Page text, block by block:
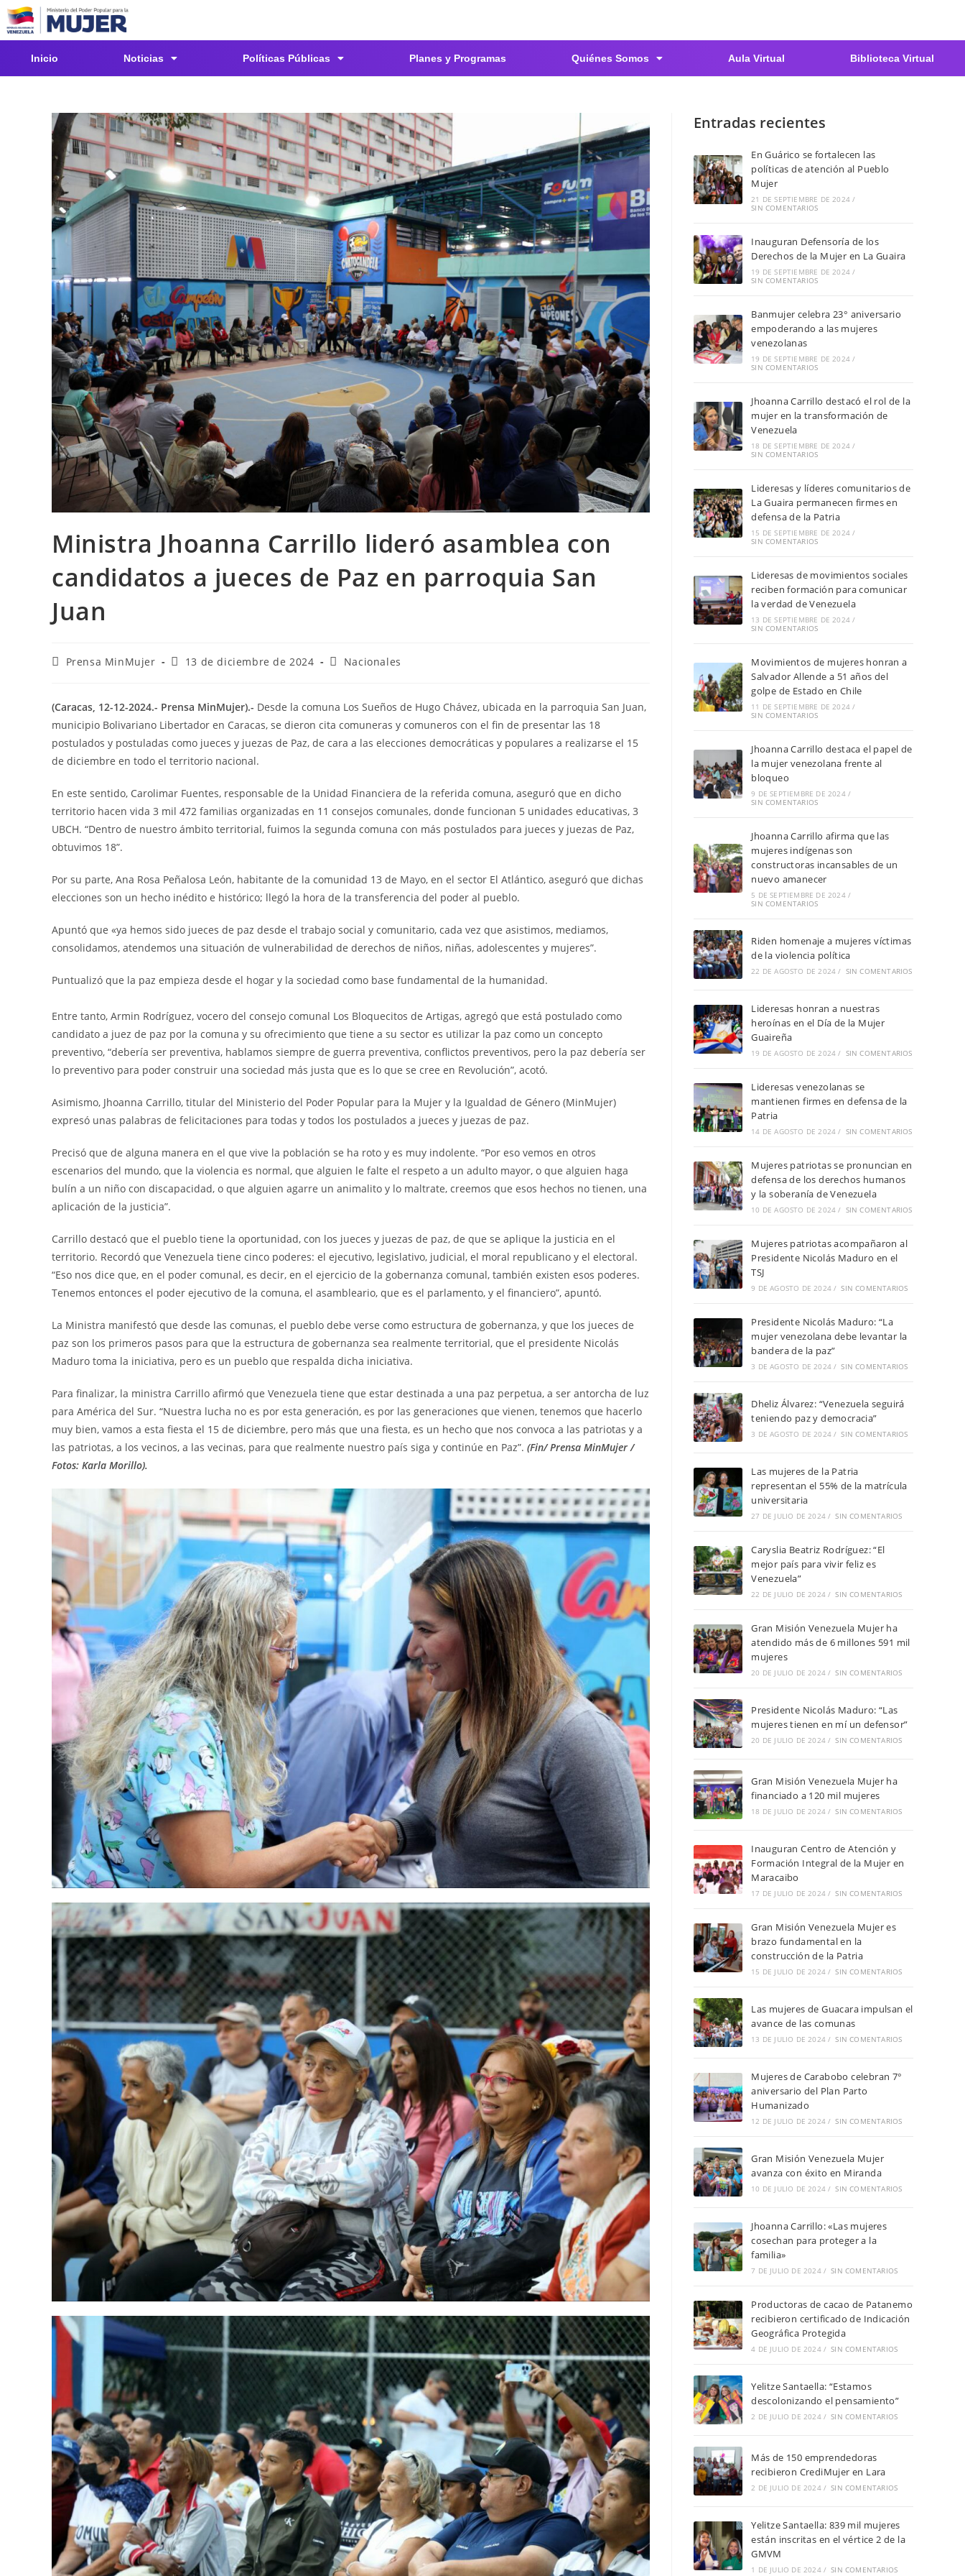
Inicio Noticias Políticas Públicas Planes y Programas Quiénes Somos Aula Virtual Biblioteca Virtual
Ministra Jhoanna Carrillo lideró asamblea con
candidatos a jueces de Paz en parroquia San
Juan
Prensa MinMujer 13 de diciembre de 2024 Nacionales
(Caracas, 12-12-2024.- Prensa MinMujer).- Desde la comuna Los Sueños de Hugo Chávez, ubicada en la parroquia San Juan,
municipio Bolivariano Libertador en Caracas, se dieron cita comuneras y comuneros con el fin de presentar las 18
postulados y postuladas como jueces y juezas de Paz, de cara a las elecciones democráticas y populares a realizarse el 15
de diciembre en todo el territorio nacional.
En este sentido, Carolimar Fuentes, responsable de la Unidad Financiera de la referida comuna, aseguró que en dicho
territorio hacen vida 3 mil 472 familias organizadas en 11 consejos comunales, donde funcionan 5 unidades educativas, 3
UBCH. “Dentro de nuestro ámbito territorial, fuimos la segunda comuna con más postulados para jueces y juezas de Paz,
obtuvimos 18”.
Por su parte, Ana Rosa Peñalosa León, habitante de la comunidad 13 de Mayo, en el sector El Atlántico, aseguró que dichas
elecciones son un hecho inédito e histórico; llegó la hora de la transferencia del poder al pueblo.
Apuntó que «ya hemos sido jueces de paz desde el trabajo social y comunitario, cada vez que asistimos, mediamos,
consolidamos, atendemos una situación de vulnerabilidad de derechos de niños, niñas, adolescentes y mujeres”.
Puntualizó que la paz empieza desde el hogar y la sociedad como base fundamental de la humanidad.
Entre tanto, Armin Rodríguez, vocero del consejo comunal Los Bloquecitos de Artigas, agregó que está postulado como
candidato a juez de paz por la comuna y su ofrecimiento que tiene a su sector es utilizar la paz como un concepto
preventivo, “debería ser preventiva, hablamos siempre de guerra preventiva, conflictos preventivos, pero la paz debería ser
lo preventivo para poder construir una sociedad más justa que es lo que se cree en Revolución”, acotó.
Asimismo, Jhoanna Carrillo, titular del Ministerio del Poder Popular para la Mujer y la Igualdad de Género (MinMujer)
expresó unas palabras de felicitaciones para todas y todos los postulados a jueces y juezas de paz.
Precisó que de alguna manera en el que vive la población se ha roto y es muy indolente. “Por eso vemos en otros
escenarios del mundo, que la violencia es normal, que alguien le falte el respeto a un adulto mayor, o que alguien haga
bulín a un niño con discapacidad, o que alguien agarre un animalito y lo maltrate, creemos que esos hechos no tienen, una
aplicación de la justicia”.
Carrillo destacó que el pueblo tiene la oportunidad, con los jueces y juezas de paz, de que se aplique la justicia en el
territorio. Recordó que Venezuela tiene cinco poderes: el ejecutivo, legislativo, judicial, el moral republicano y el electoral.
“Eso nos dice que, en el poder comunal, es decir, en el ejercicio de la gobernanza comunal, también existen esos poderes.
Tenemos entonces el poder ejecutivo de la comuna, el asambleario, que es el parlamento, y el financiero”, apuntó.
La Ministra manifestó que desde las comunas, el pueblo debe verse como estructura de gobernanza, y que los jueces de
paz son los primeros pasos para que la estructura de gobernanza sea realmente territorial, que el presidente Nicolás
Maduro toma la iniciativa, pero es un pueblo que respalda dicha iniciativa.
Para finalizar, la ministra Carrillo afirmó que Venezuela tiene que estar destinada a una paz perpetua, a ser antorcha de luz
para América del Sur. “Nuestra lucha no es por esta generación, es por las generaciones que vienen, tenemos que hacerlo
muy bien, vamos a esta fiesta el 15 de diciembre, pero más que una fiesta, es un hecho que nos convoca a las patriotas y a
las patriotas, a los vecinos, a las vecinas, para que realmente nuestro país siga y continúe en Paz”. (Fin/ Prensa MinMujer /
Fotos: Karla Morillo).
Entradas recientes
En Guárico se fortalecen las
políticas de atención al Pueblo
Mujer
21 DE SEPTIEMBRE DE 2024 /
SIN COMENTARIOS
Inauguran Defensoría de los
Derechos de la Mujer en La Guaira
19 DE SEPTIEMBRE DE 2024 /
SIN COMENTARIOS
Banmujer celebra 23° aniversario
empoderando a las mujeres
venezolanas
19 DE SEPTIEMBRE DE 2024 /
SIN COMENTARIOS
Jhoanna Carrillo destacó el rol de la
mujer en la transformación de
Venezuela
18 DE SEPTIEMBRE DE 2024 /
SIN COMENTARIOS
Lideresas y líderes comunitarios de
La Guaira permanecen firmes en
defensa de la Patria
15 DE SEPTIEMBRE DE 2024 /
SIN COMENTARIOS
Lideresas de movimientos sociales
reciben formación para comunicar
la verdad de Venezuela
13 DE SEPTIEMBRE DE 2024 /
SIN COMENTARIOS
Movimientos de mujeres honran a
Salvador Allende a 51 años del
golpe de Estado en Chile
11 DE SEPTIEMBRE DE 2024 /
SIN COMENTARIOS
Jhoanna Carrillo destaca el papel de
la mujer venezolana frente al
bloqueo
9 DE SEPTIEMBRE DE 2024 /
SIN COMENTARIOS
Jhoanna Carrillo afirma que las
mujeres indígenas son
constructoras incansables de un
nuevo amanecer
5 DE SEPTIEMBRE DE 2024 /
SIN COMENTARIOS
Riden homenaje a mujeres víctimas
de la violencia política
22 DE AGOSTO DE 2024 / SIN COMENTARIOS
Lideresas honran a nuestras
heroínas en el Día de la Mujer
Guaireña
19 DE AGOSTO DE 2024 / SIN COMENTARIOS
Lideresas venezolanas se
mantienen firmes en defensa de la
Patria
14 DE AGOSTO DE 2024 / SIN COMENTARIOS
Mujeres patriotas se pronuncian en
defensa de los derechos humanos
y la soberanía de Venezuela
10 DE AGOSTO DE 2024 / SIN COMENTARIOS
Mujeres patriotas acompañaron al
Presidente Nicolás Maduro en el
TSJ
9 DE AGOSTO DE 2024 / SIN COMENTARIOS
Presidente Nicolás Maduro: “La
mujer venezolana debe levantar la
bandera de la paz”
3 DE AGOSTO DE 2024 / SIN COMENTARIOS
Dheliz Álvarez: “Venezuela seguirá
teniendo paz y democracia”
3 DE AGOSTO DE 2024 / SIN COMENTARIOS
Las mujeres de la Patria
representan el 55% de la matrícula
universitaria
27 DE JULIO DE 2024 / SIN COMENTARIOS
Caryslia Beatriz Rodríguez: “El
mejor país para vivir feliz es
Venezuela”
22 DE JULIO DE 2024 / SIN COMENTARIOS
Gran Misión Venezuela Mujer ha
atendido más de 6 millones 591 mil
mujeres
20 DE JULIO DE 2024 / SIN COMENTARIOS
Presidente Nicolás Maduro: “Las
mujeres tienen en mí un defensor”
20 DE JULIO DE 2024 / SIN COMENTARIOS
Gran Misión Venezuela Mujer ha
financiado a 120 mil mujeres
18 DE JULIO DE 2024 / SIN COMENTARIOS
Inauguran Centro de Atención y
Formación Integral de la Mujer en
Maracaibo
17 DE JULIO DE 2024 / SIN COMENTARIOS
Gran Misión Venezuela Mujer es
brazo fundamental en la
construcción de la Patria
15 DE JULIO DE 2024 / SIN COMENTARIOS
Las mujeres de Guacara impulsan el
avance de las comunas
13 DE JULIO DE 2024 / SIN COMENTARIOS
Mujeres de Carabobo celebran 7°
aniversario del Plan Parto
Humanizado
12 DE JULIO DE 2024 / SIN COMENTARIOS
Gran Misión Venezuela Mujer
avanza con éxito en Miranda
10 DE JULIO DE 2024 / SIN COMENTARIOS
Jhoanna Carrillo: «Las mujeres
cosechan para proteger a la
familia»
7 DE JULIO DE 2024 / SIN COMENTARIOS
Productoras de cacao de Patanemo
recibieron certificado de Indicación
Geográfica Protegida
4 DE JULIO DE 2024 / SIN COMENTARIOS
Yelitze Santaella: “Estamos
descolonizando el pensamiento”
2 DE JULIO DE 2024 / SIN COMENTARIOS
Más de 150 emprendedoras
recibieron CrediMujer en Lara
2 DE JULIO DE 2024 / SIN COMENTARIOS
Yelitze Santaella: 839 mil mujeres
están inscritas en el vértice 2 de la
GMVM
1 DE JULIO DE 2024 / SIN COMENTARIOS